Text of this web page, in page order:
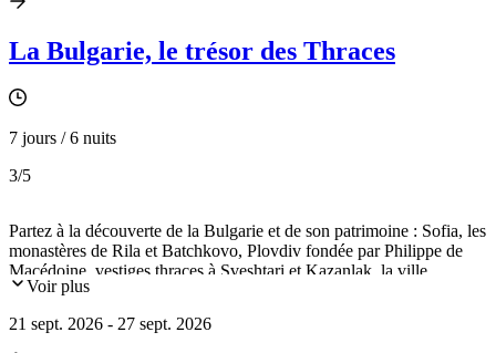
La Bulgarie, le trésor des Thraces
7 jours / 6 nuits
3/5
Partez à la découverte de la Bulgarie et de son patrimoine : Sofia, les
monastères de Rila et Batchkovo, Plovdiv fondée par Philippe de
Macédoine, vestiges thraces à Sveshtari et Kazanlak, la ville
médiévale de Veliko Tarnovo, une nuit chez l'habitant dans le village
Voir plus
21 sept. 2026 - 27 sept. 2026